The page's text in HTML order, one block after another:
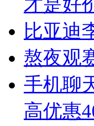
比亚迪
熬夜观
手机聊
高优惠